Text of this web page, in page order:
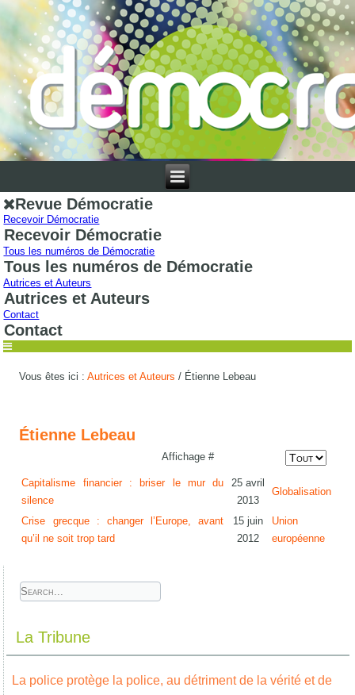
Revue Démocratie
Recevoir Démocratie
Recevoir Démocratie
Tous les numéros de Démocratie
Tous les numéros de Démocratie
Autrices et Auteurs
Autrices et Auteurs
Contact
Contact
Vous êtes ici :Autrices et Auteurs / Étienne Lebeau
Étienne Lebeau
Affichage #
Capitalisme financier : briser le mur du
silence
25 avril
2013
Globalisation
Crise grecque : changer l’Europe, avant
qu’il ne soit trop tard
15 juin
2012
Union
européenne
La Tribune
La police protège la police, au détriment de la vérité et de